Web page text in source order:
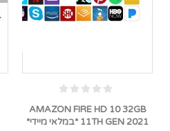
AMAZON FIRE HD 10 32GB
11TH GEN 2021 *במלאי מיידי*